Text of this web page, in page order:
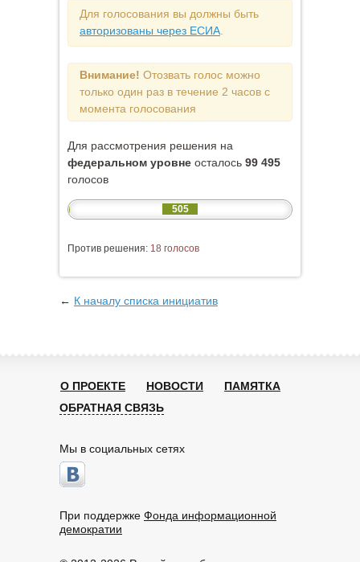
Для голосования вы должны быть
авторизованы через ЕСИА
Внимание! Отозвать голос можно
только один раз в течение 2 часов с
момента голосования
Для рассмотрения решения на
федеральном уровне осталось 99 495
голосов
505
Против решения: 18 голосов
← К началу списка инициатив
О ПРОЕКТЕ НОВОСТИ
ПАМЯТКА
ОБРАТНАЯ СВЯЗЬ
Мы в социальных сетях
При поддержке Фонда информационной
демократии